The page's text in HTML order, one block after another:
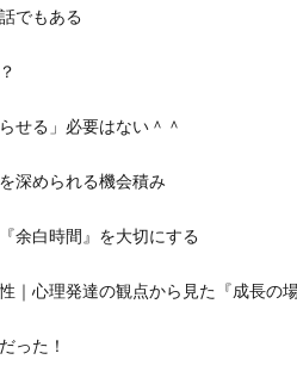
でもある
せる」必要はない＾＾
深められる機会積み
余白時間』を大切にする
｜心理発達の観点から見た『成長の場
った！